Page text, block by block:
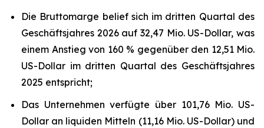
Die Bruttomarge belief sich im dritten Quartal des
Geschäftsjahres 2026 auf 32,47 Mio. US-Dollar, was
einem Anstieg von 160 % gegenüber den 12,51 Mio.
US-Dollar im dritten Quartal des Geschäftsjahres
2025 entspricht;
Das Unternehmen verfügte über 101,76 Mio. US-
Dollar an liquiden Mitteln (11,16 Mio. US-Dollar) und